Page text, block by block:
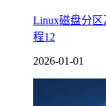
Linux磁盘分
程12
2026-01-01